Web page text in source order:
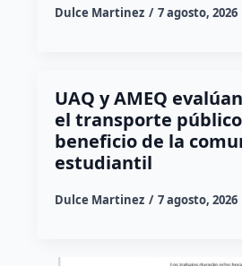
Dulce Martinez 7 agosto, 2026
UAQ y AMEQ
el transporte
beneficio de la
estudiantil
Dulce Martinez 7 agosto, 2026